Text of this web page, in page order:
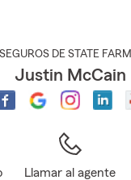
DE STATE FARM
Justin McCain
Llamar al agente